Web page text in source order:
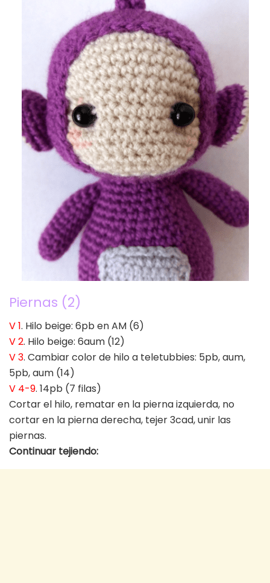
Piernas (2)
V 1. Hilo beige: 6pb en AM (6)
V 2. Hilo beige: 6aum (12)
V 3. Cambiar color de hilo a teletubbies: 5pb, aum,
5pb, aum (14)
V 4-9. 14pb (7 filas)
Cortar el hilo, rematar en la pierna izquierda, no
cortar en la pierna derecha, tejer 3cad, unir las
piernas.
Continuar tejiendo: